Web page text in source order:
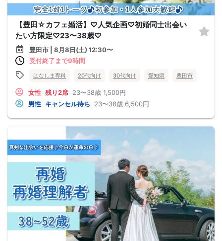
【豊田☆カフェ婚活】♡人気企画♡初婚同士出会い
たい方限定♡23〜38歳♡
豊田市 | 8月8日(土) 12:30〜
受付終了まで9時間
はなしま専科 20代向け 30代向け 愛知県 豊田市
女性 残り2席 23〜38歳 1,500円
男性 キャンセル待ち 23〜38歳 6,500円